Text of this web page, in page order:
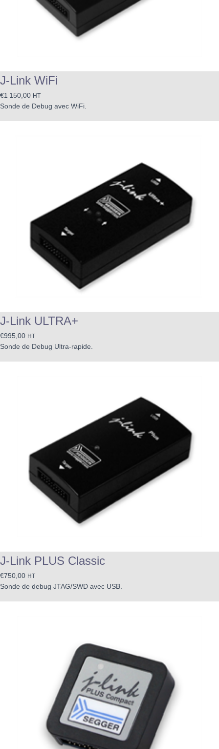
J-Link WiFi
€1 150,00 HT
Sonde de Debug avec WiFi.
J-Link ULTRA+
€995,00 HT
Sonde de Debug Ultra-rapide.
J-Link PLUS Classic
€750,00 HT
Sonde de debug JTAG/SWD avec USB.